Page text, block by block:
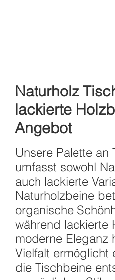
Naturholz
lackierte
Angebot
Unsere Palette an
umfasst sowohl
auch lackierte
Naturholzbeine
organische
während lackierte
moderne Eleganz
Vielfalt ermöglicht
die Tischbeine